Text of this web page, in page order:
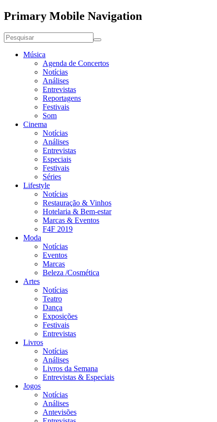
Primary Mobile Navigation
Música
Agenda de Concertos
Notícias
Análises
Entrevistas
Reportagens
Festivais
Som
Cinema
Notícias
Análises
Entrevistas
Especiais
Festivais
Séries
Lifestyle
Notícias
Restauração & Vinhos
Hotelaria & Bem-estar
Marcas & Eventos
F4F 2019
Moda
Notícias
Eventos
Marcas
Beleza /Cosmética
Artes
Notícias
Teatro
Dança
Exposições
Festivais
Entrevistas
Livros
Notícias
Análises
Livros da Semana
Entrevistas & Especiais
Jogos
Notícias
Análises
Antevisões